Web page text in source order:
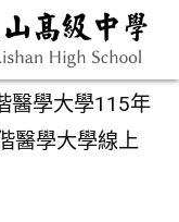
醫學大學115年
醫學大學線上